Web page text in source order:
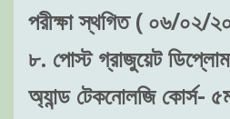
পরীক্ষা স্থগিত ( ০৬/০২/
৮. পোস্ট গ্রাজুয়েট
অ্যান্ড টেকনোলজি কোর্স-